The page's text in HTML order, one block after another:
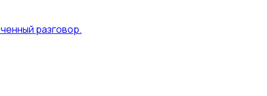
разговор.